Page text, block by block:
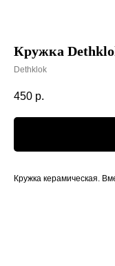
Кружка
Dethklok
450 р.
Кружка керамическая.